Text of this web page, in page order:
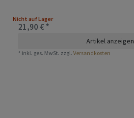
Nicht auf Lager
21,90 € *
Artikel anzeigen
* inkl. ges. MwSt. zzgl.Versandkosten